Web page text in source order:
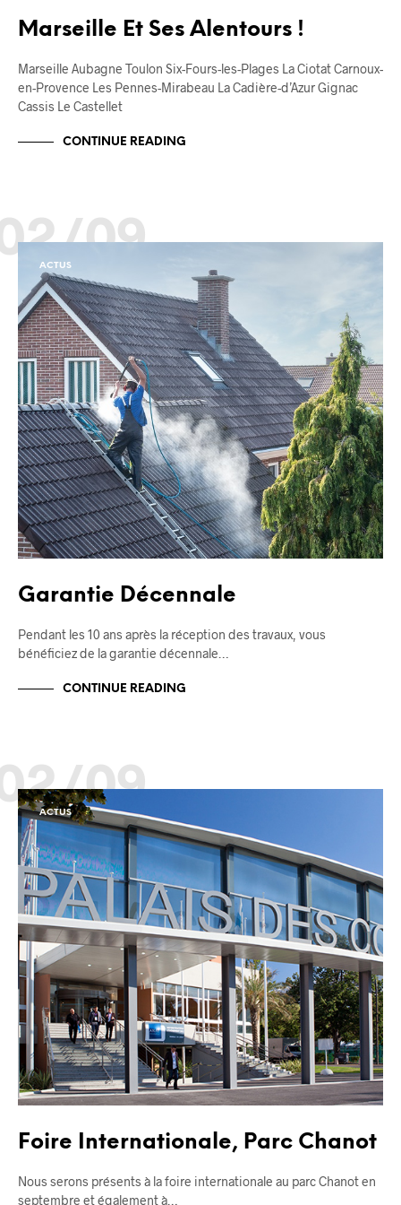
Marseille Et Ses Alentours !
Marseille Aubagne Toulon Six-Fours-les-Plages La Ciotat Carnoux-
en-Provence Les Pennes-Mirabeau La Cadière-d’Azur Gignac
Cassis Le Castellet
CONTINUE READING
09
ACTUS
Garantie Décennale
Pendant les 10 ans après la réception des travaux, vous
bénéficiez de la garantie décennale…
CONTINUE READING
09
ACTUS
Foire Internationale, Parc Chanot
Nous serons présents à la foire internationale au parc Chanot en
septembre et également à…